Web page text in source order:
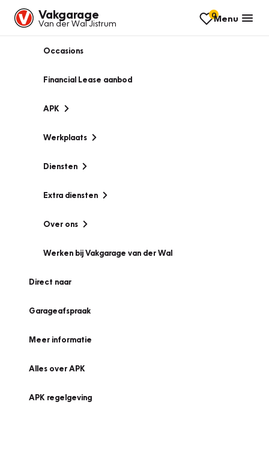
Vakgarage
Van der Wal Jistrum
0Menu
Occasions
Financial Lease aanbod
APK
Werkplaats
Diensten
Extra diensten
Over ons
Werken bij Vakgarage van der Wal
Direct naar
Garageafspraak
Meer informatie
Alles over APK
APK regelgeving